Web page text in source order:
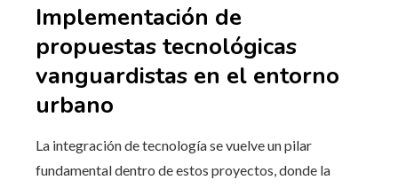
Implementación de
propuestas tecnológicas
vanguardistas en el entorno
urbano
La integración de tecnología se vuelve un pilar
fundamental dentro de estos proyectos, donde la